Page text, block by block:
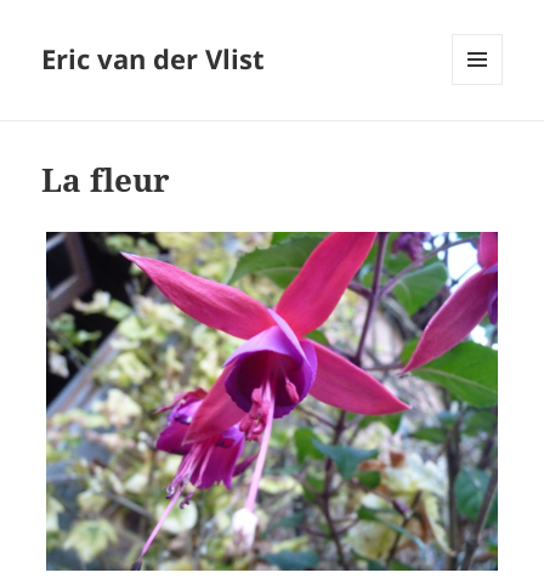
Eric van der Vlist
La fleur